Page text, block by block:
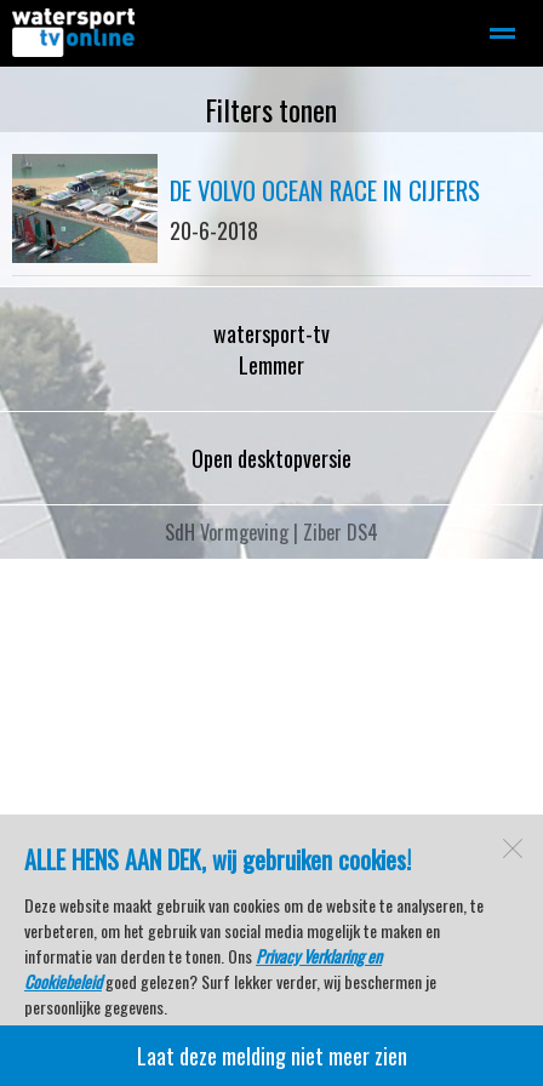
Motorboot-sloep Adverteren
Home Contact Bellen Zoeken
ALLE HENS AAN DEK, wij gebruiken cookies!
Deze website maakt gebruik van cookies om de website te analyseren, te
verbeteren, om het gebruik van social media mogelijk te maken en
informatie van derden te tonen. OnsPrivacy Verklaring en
Cookiebeleidgoed gelezen? Surf lekker verder, wij beschermen je
persoonlijke gegevens.
Veel kijkplezier met Watersport TV Beleving & Nieuws!
Laat deze melding niet meer zien
Filters tonen
DE VOLVO OCEAN RACE IN CIJFERS
20-6-2018
watersport-tv
Lemmer
Open desktopversie
SdH Vormgeving | Ziber DS4